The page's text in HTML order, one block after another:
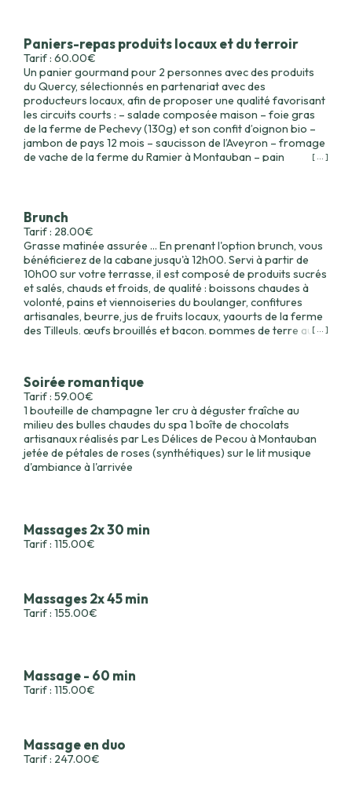
Paniers-repas produits locaux et du terroir
Tarif : 60.00€
Un panier gourmand pour 2 personnes avec des produits
du Quercy, sélectionnés en partenariat avec des
producteurs locaux, afin de proposer une qualité favorisant
les circuits courts : – salade composée maison – foie gras
de la ferme de Pechevy (130g) et son confit d’oignon bio –
jambon de pays 12 mois – saucisson de l’Aveyron – fromage
de vache de la ferme du Ramier à Montauban – pain
(75cl)(possibilité option vin rouge AOC supérieur à 15€) Il
vous attendra dans votre logement à l’arrivée, pas besoin de
ressortir. + 59€ le panier pour 2 Adaptations possibles pour
femme enceinte ou régime sans viande (mais pas
végétarien ou vegan… désolé).
[ ... ]
Brunch
Tarif : 28.00€
Grasse matinée assurée ... En prenant l'option brunch, vous
bénéficierez de la cabane jusqu'à 12h00. Servi à partir de
10h00 sur votre terrasse, il est composé de produits sucrés
et salés, chauds et froids, de qualité : boissons chaudes à
volonté, pains et viennoiseries du boulanger, confitures
artisanales, beurre, jus de fruits locaux, yaourts de la ferme
des Tilleuls, œufs brouillés et bacon, pommes de terre au[ ... ]
Soirée romantique
Tarif : 59.00€
1 bouteille de champagne 1er cru à déguster fraîche au
milieu des bulles chaudes du spa 1 boîte de chocolats
artisanaux réalisés par Les Délices de Pecou à Montauban
jetée de pétales de roses (synthétiques) sur le lit musique
d'ambiance à l'arrivée
Massages 2x 30 min
Tarif : 115.00€
Massages 2x 45 min
Tarif : 155.00€
Massage - 60 min
Tarif : 115.00€
Massage en duo
Tarif : 247.00€